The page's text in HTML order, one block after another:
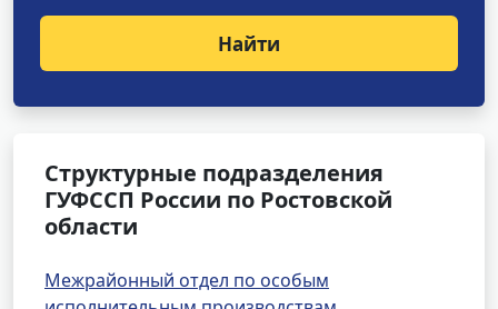
Найти
Структурные подразделения
ГУФССП России по Ростовской
области
Межрайонный отдел по особым